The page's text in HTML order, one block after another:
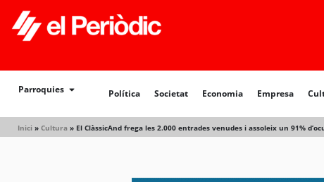
Parroquies Política Societat Economia Empresa
Inici » Cultura » El ClàssicAnd frega les 2.000 entrades venudes i assoleix un 91%
Política Societat